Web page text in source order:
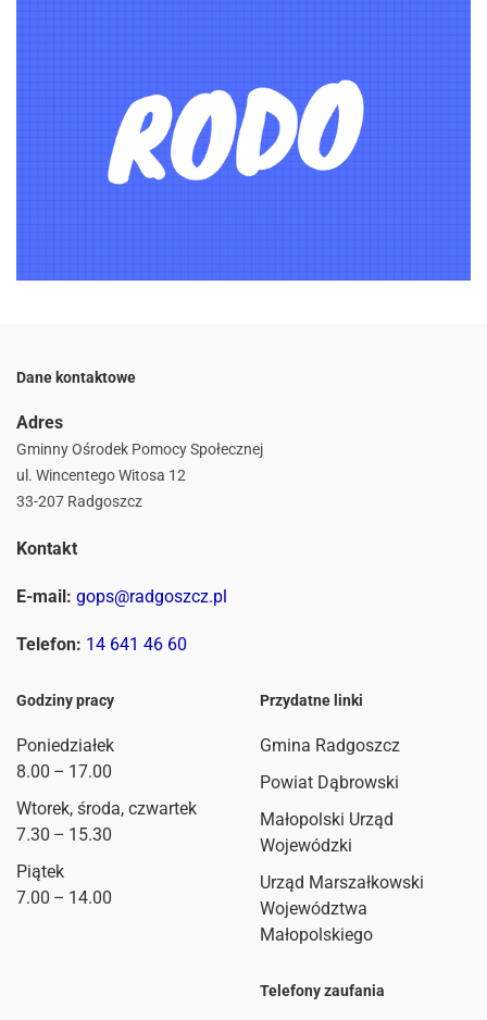
Dane kontaktowe
Adres
Gminny Ośrodek Pomocy Społecznej
ul. Wincentego Witosa 12
33-207 Radgoszcz
Kontakt
E-mail: gops@radgoszcz.pl
Telefon: 14 641 46 60
Godziny pracy
Poniedziałek
8.00 – 17.00
Wtorek, środa, czwartek
7.30 – 15.30
Piątek
7.00 – 14.00
Przydatne linki
Gmina Radgoszcz
Powiat Dąbrowski
Małopolski Urząd
Wojewódzki
Urząd Marszałkowski
Województwa
Małopolskiego
Telefony zaufania